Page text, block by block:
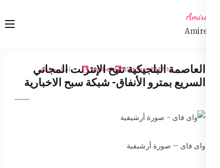
content
Enter)
Amireta
Amireta
10 October 2017
sabbeh اخبار شاملة
العاصمة البلجيكية تتيح الإنترنت المجاني
السريع بمترو الأنفاق- شبكة سبح الاخبارية
واى فاى – صورة أرشيفية